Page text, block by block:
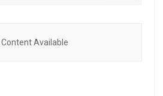
Content Available